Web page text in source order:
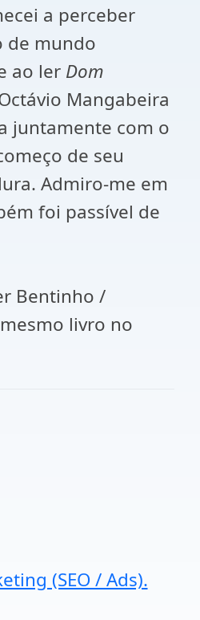
a perceber
de mundo
ao ler Dom
Mangabeira
juntamente com o
de seu
Admiro-me em
foi passível de
Bentinho /
livro no
(SEO / Ads).